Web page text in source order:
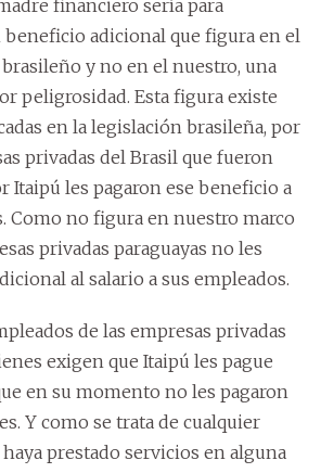
financiero sería para
adicional que figura en el
y no en el nuestro, una
peligrosidad. Esta figura existe
en la legislación brasileña, por
privadas del Brasil que fueron
Itaipú les pagaron ese beneficio a
Como no figura en nuestro marco
privadas paraguayas no les
al salario a sus empleados.
de las empresas privadas
exigen que Itaipú les pague
en su momento no les pagaron
Y como se trata de cualquier
prestado servicios en alguna